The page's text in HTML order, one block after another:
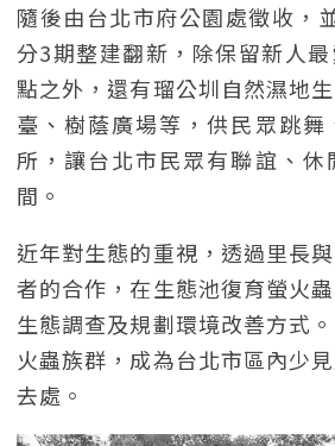
隨後由台北市府公園處徵收，
分3期整建翻新，除保留新人
點之外，還有瑠公圳自然濕地
臺、樹蔭廣場等，供民眾跳舞
所，讓台北市民眾有聯誼、休
間。
近年對生態的重視，透過里長
者的合作，在生態池復育螢火
生態調查及規劃環境改善方式
火蟲族群，成為台北市區內少
去處。